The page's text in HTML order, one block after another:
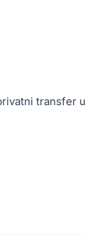
transfer